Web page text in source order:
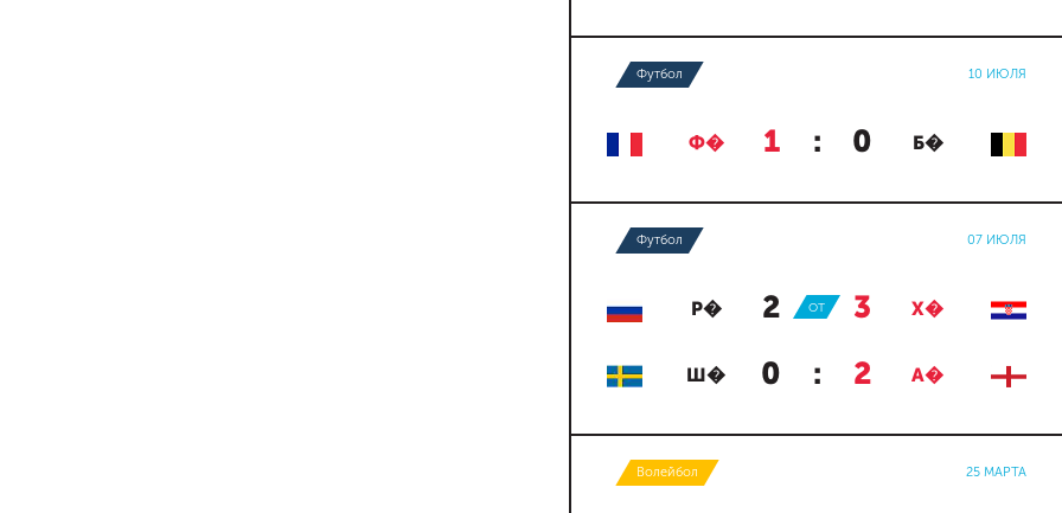
Футбол 10 ИЮЛЯ
Ф� 1 : 0 Б�
Футбол 07 ИЮЛЯ
Р� 2 : 3 Х�
ОТ
Ш� 0 : 2 А�
Волейбол 25 МАРТА